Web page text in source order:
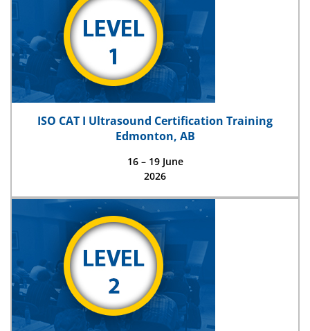
ISO CAT I Ultrasound Certification Training
Edmonton, AB
16 – 19 June
2026